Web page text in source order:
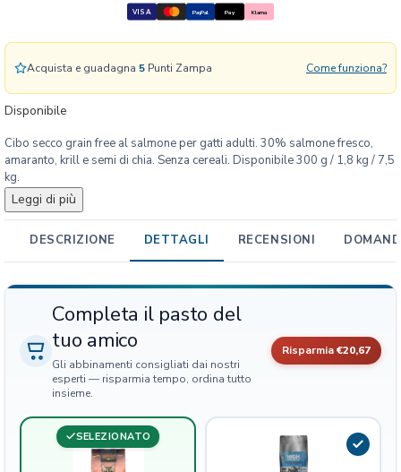
Disponibile
Cibo secco grain free al salmone per gatti adulti. 30% salmone fresco,
amaranto, krill e semi di chia. Senza cereali. Disponibile 300 g / 1,8 kg / 7,5
kg.
Leggi di più
F
S
a
m
n
e
q
n
t
i
à
Acquista e guadagna 5 Punti Zampa Come funziona?
VISA PayPal Pay Klarna
DESCRIZIONE DETTAGLI RECENSIONI
Completa il pasto del
tuo amico
Gli abbinamenti consigliati dai nostri
esperti — risparmia tempo, ordina tutto
insieme.
Risparmia€20,67
SELEZIONATO